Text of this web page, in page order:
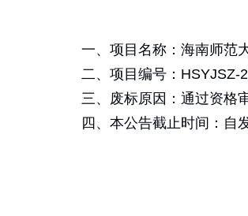
一、项目名称：海南师范
二、项目编号：HSYJSZ-
三、废标原因：通过资格
四、本公告截止时间：自
研